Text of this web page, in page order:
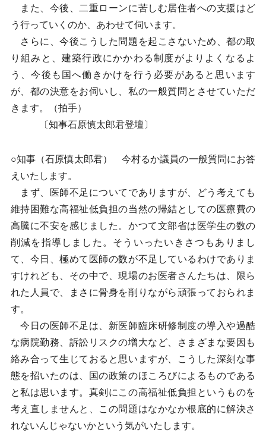
また、今後、二重ローンに苦しむ居住者への支援はど
う行っていくのか、あわせて伺います。
さらに、今後こうした問題を起こさないため、都の取
り組みと、建築行政にかかわる制度がよりよくなるよ
う、今後も国へ働きかけを行う必要があると思います
が、都の決意をお伺いし、私の一般質問とさせていただ
きます。（拍手）
〔知事石原慎太郎君登壇〕
○知事（石原慎太郎君） 今村るか議員の一般質問にお答
えいたします。
まず、医師不足についてでありますが、どう考えても
維持困難な高福祉低負担の当然の帰結としての医療費の
高騰に不安を感じました。かつて文部省は医学生の数の
削減を指導しました。そういったいきさつもありまし
て、今日、極めて医師の数が不足しているわけでありま
すけれども、その中で、現場のお医者さんたちは、限ら
れた人員で、まさに骨身を削りながら頑張っておられま
す。
今日の医師不足は、新医師臨床研修制度の導入や過酷
な病院勤務、訴訟リスクの増大など、さまざまな要因も
絡み合って生じておると思いますが、こうした深刻な事
態を招いたのは、国の政策のほころびによるものである
と私は思います。真剣にこの高福祉低負担というものを
考え直しませんと、この問題はなかなか根底的に解決さ
れないんじゃないかという気がいたします。